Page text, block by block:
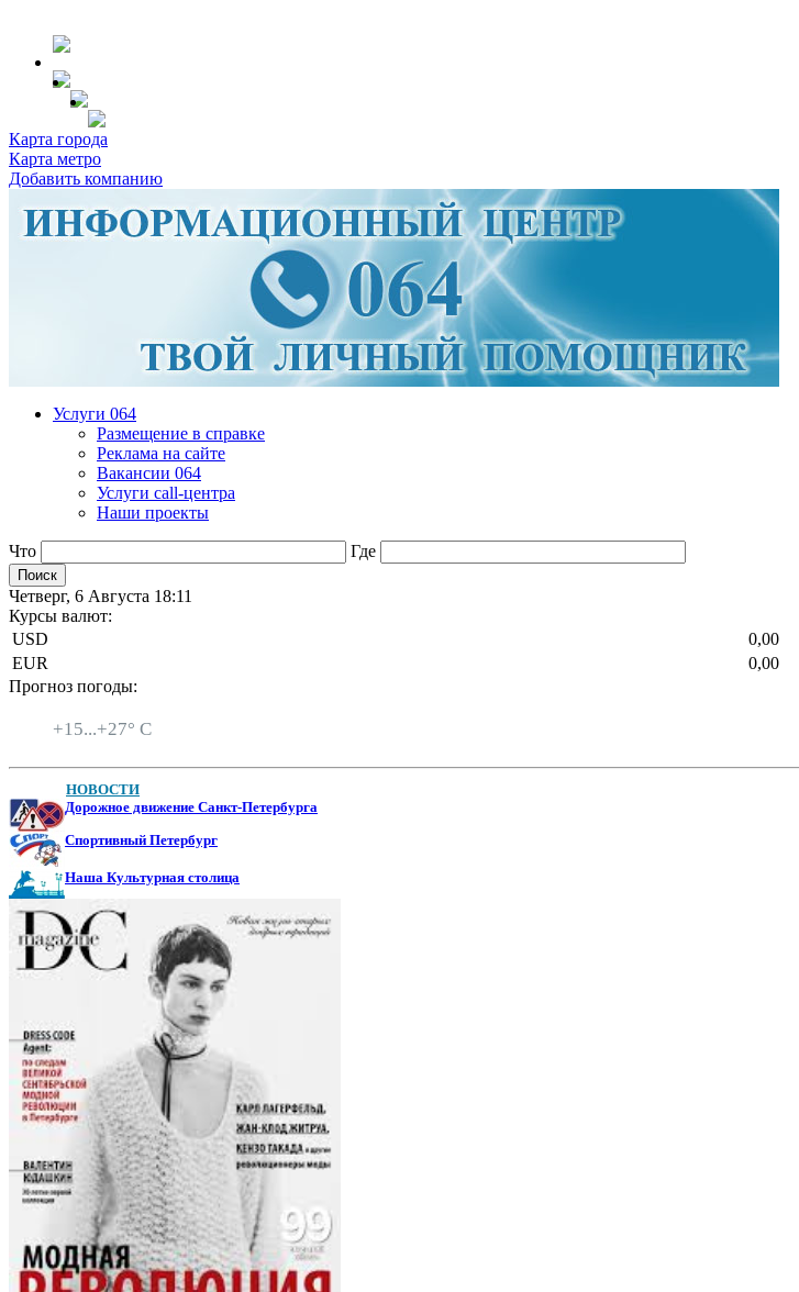
Карта города
Карта метро
Добавить компанию
Услуги 064
Размещение в справке
Реклама на сайте
Вакансии 064
Услуги call-центра
Наши проекты
Что Где
Четверг, 6 Августа 18:11
Курсы валют:
USD
0,00
EUR
0,00
Прогноз погоды:
+15...+27° C
НОВОСТИ
Дорожное движение Санкт-Петербурга
Спортивный Петербург
Наша Культурная столица